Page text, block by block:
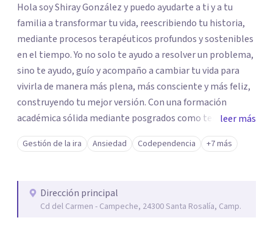
Hola soy Shiray González y puedo ayudarte a ti y a tu
familia a transformar tu vida, reescribiendo tu historia,
mediante procesos terapéuticos profundos y sostenibles
en el tiempo. Yo no solo te ayudo a resolver un problema,
sino te ayudo, guío y acompaño a cambiar tu vida para
vivirla de manera más plena, más consciente y más feliz,
construyendo tu mejor versión. Con una formación
académica sólida mediante posgrados como terapeuta
breve, familiar e infantil, así como con respaldo
profesional y experiencia clínica de más de 26 años y
auténtica y comunicación clara y directa para darte
seguridad emocional y una dirección firme de tu proceso
de cambio.
leer más
Gestión de la ira Ansiedad Codependencia +7 más
Dirección principal
Cd del Carmen - Campeche, 24300 Santa Rosalía, Camp.